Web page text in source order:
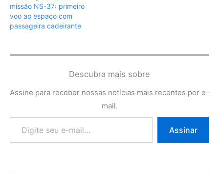
missão NS-37: primeiro
voo ao espaço com
passageira cadeirante
Descubra mais sobre
Assine para receber nossas notícias mais recentes por e-
mail.
e-
Assinar